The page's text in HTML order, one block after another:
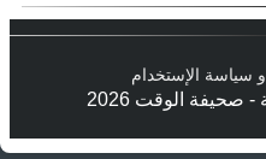
و سياسة الإستخدام
الوقت 2026